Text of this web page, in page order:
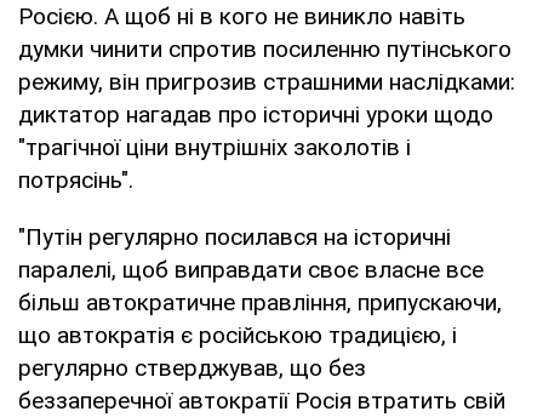
Росією. А щоб ні в кого не виникло навіть
думки чинити спротив посиленню путінського
режиму, він пригрозив страшними наслідками:
диктатор нагадав про історичні уроки щодо
"трагічної ціни внутрішніх заколотів і
потрясінь".
"Путін регулярно посилався на історичні
паралелі, щоб виправдати своє власне все
більш автократичне правління, припускаючи,
що автократія є російською традицією, і
регулярно стверджував, що без
беззаперечної автократії Росія втратить свій